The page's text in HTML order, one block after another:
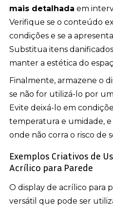
mais detalhada em
Verifique se o conteúdo
condições e se a
Substitua itens
manter a estética do
Finalmente, armazene o
se não for utilizá-lo por
Evite deixá-lo em
temperatura e umidade,
onde não corra o risco de
Exemplos Criativos de
Acrílico para Parede
O display de acrílico para
versátil que pode ser